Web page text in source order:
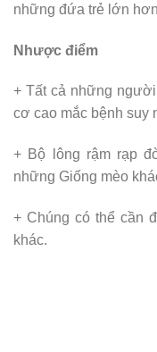
những đứa trẻ lớn
Nhược điểm
+ Tất cả những
cơ cao mắc bệnh suy
+ Bộ lông rậm rạp
những Giống mèo
+ Chúng có thể cần
khác.